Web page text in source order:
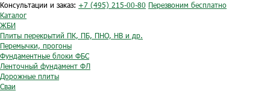
Консультации и заказ: +7 (495) 215-00-80 Перезвоним бесплатно
Каталог
ЖБИ
Плиты перекрытий ПК, ПБ, ПНО, НВ и др.
Перемычки, прогоны
Фундаментные блоки ФБС
Ленточный фундамент ФЛ
Дорожные плиты
Сваи